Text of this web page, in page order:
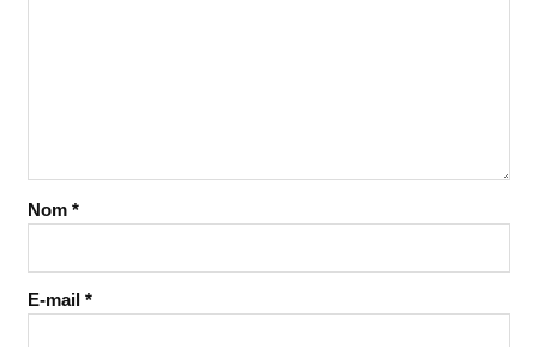
Nom *
E-mail *